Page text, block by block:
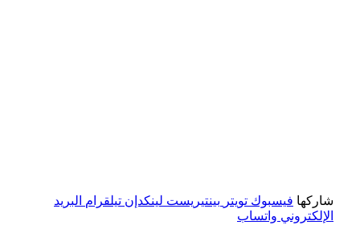
شاركها فيسبوك تويتر بينتيريست لينكدإن تيلقرام البريد
الإلكتروني واتساب